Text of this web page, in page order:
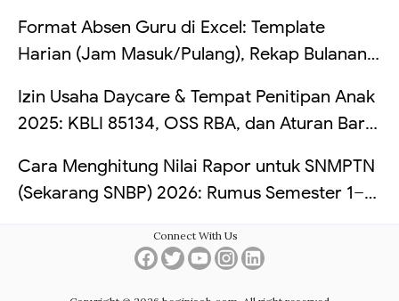
Format Absen Guru di Excel: Template
Harian (Jam Masuk/Pulang), Rekap Bulanan
Contoh Tabel)
Izin Usaha Daycare & Tempat Penitipan Anak
2025: KBLI 85134, OSS RBA, dan Aturan Baru
Cara Menghitung Nilai Rapor untuk SNMPTN
(Sekarang SNBP) 2026: Rumus Semester 1–5,
Connect With Us